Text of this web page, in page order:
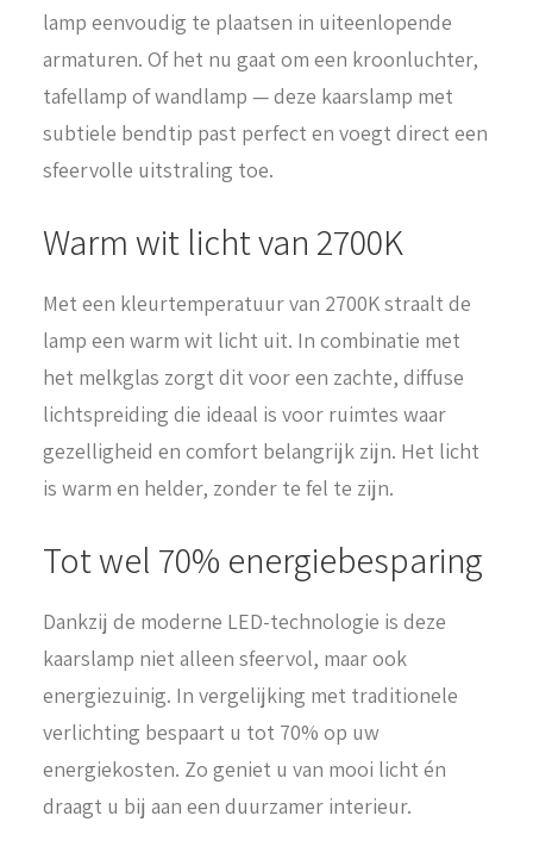
lamp eenvoudig te plaatsen in uiteenlopende
armaturen. Of het nu gaat om een kroonluchter,
tafellamp of wandlamp — deze kaarslamp met
subtiele bendtip past perfect en voegt direct een
sfeervolle uitstraling toe.
Warm wit licht van 2700K
Met een kleurtemperatuur van 2700K straalt de
lamp een warm wit licht uit. In combinatie met
het melkglas zorgt dit voor een zachte, diffuse
lichtspreiding die ideaal is voor ruimtes waar
gezelligheid en comfort belangrijk zijn. Het licht
is warm en helder, zonder te fel te zijn.
Tot wel 70% energiebesparing
Dankzij de moderne LED-technologie is deze
kaarslamp niet alleen sfeervol, maar ook
energiezuinig. In vergelijking met traditionele
verlichting bespaart u tot 70% op uw
energiekosten. Zo geniet u van mooi licht én
draagt u bij aan een duurzamer interieur.